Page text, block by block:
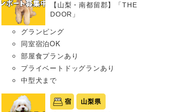
【山梨・南都留郡】「THE
DOOR」
グランピング
同室宿泊OK
部屋食プランあり
プライベートドッグランあり
中型犬まで
宿 山梨県